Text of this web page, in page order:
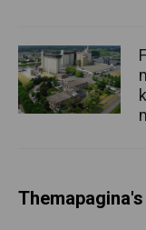
Themapagina's